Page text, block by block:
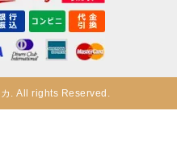
. All rights Reserved.